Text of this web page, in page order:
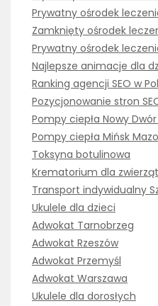
Prywatny ośrodek
Zamknięty ośrodek
Prywatny ośrodek
Najlepsze animacje dla
Ranking agencji SEO w
Pozycjonowanie stron
Pompy ciepła Nowy
Pompy ciepła Mińsk
Toksyna botulinowa
Krematorium dla
Transport indywidualny
Ukulele dla dzieci
Adwokat Tarnobrzeg
Adwokat Rzeszów
Adwokat Przemyśl
Adwokat Warszawa
Ukulele dla dorosłych